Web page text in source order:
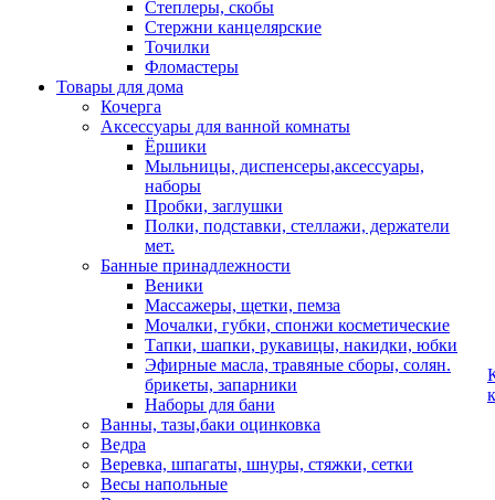
Степлеры, скобы
Стержни канцелярские
Точилки
Фломастеры
Товары для дома
Кочерга
Аксессуары для ванной комнаты
Ёршики
Мыльницы, диспенсеры,аксессуары,
наборы
Пробки, заглушки
Полки, подставки, стеллажи, держатели
мет.
Банные принадлежности
Веники
Массажеры, щетки, пемза
Мочалки, губки, спонжи косметические
Тапки, шапки, рукавицы, накидки, юбки
Эфирные масла, травяные сборы, солян.
брикеты, запарники
Наборы для бани
Ванны, тазы,баки оцинковка
Ведра
Веревка, шпагаты, шнуры, стяжки, сетки
Весы напольные